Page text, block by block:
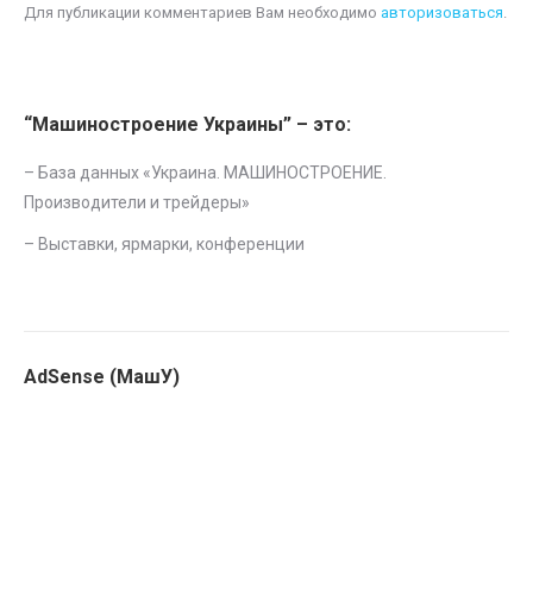
Для публикации комментариев Вам необходимо авторизоваться.
“Машиностроение Украины” – это:
– База данных «Украина. МАШИНОСТРОЕНИЕ.
Производители и трейдеры»
– Выставки, ярмарки, конференции
AdSense (МашУ)